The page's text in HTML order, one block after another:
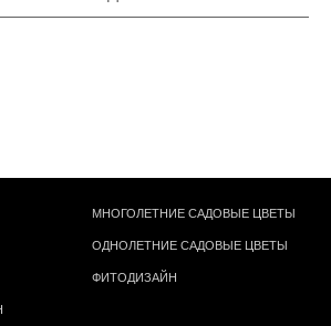
МНОГОЛЕТНИЕ САДОВЫЕ ЦВЕТЫ
ОДНОЛЕТНИЕ САДОВЫЕ ЦВЕТЫ
ФИТОДИЗАЙН